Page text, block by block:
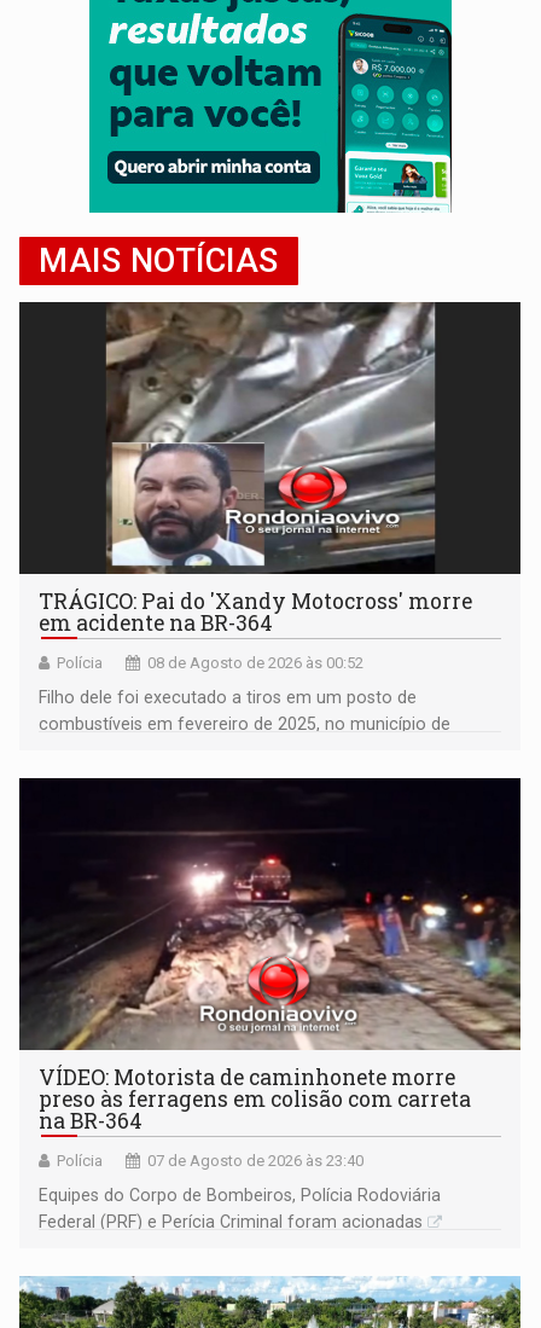
MAIS NOTÍCIAS
TRÁGICO: Pai do 'Xandy Motocross' morre
em acidente na BR-364
Polícia 08 de Agosto de 2026 às 00:52
Filho dele foi executado a tiros em um posto de
combustíveis em fevereiro de 2025, no município de
VÍDEO: Motorista de caminhonete morre
preso às ferragens em colisão com carreta
na BR-364
Polícia 07 de Agosto de 2026 às 23:40
Equipes do Corpo de Bombeiros, Polícia Rodoviária
Federal (PRF) e Perícia Criminal foram acionadas